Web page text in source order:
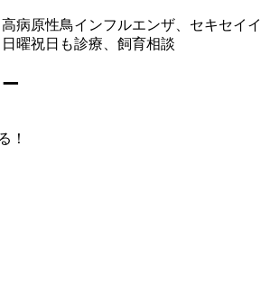
病原性鳥インフルエンザ、セキセイイ
曜祝日も診療、飼育相談
！